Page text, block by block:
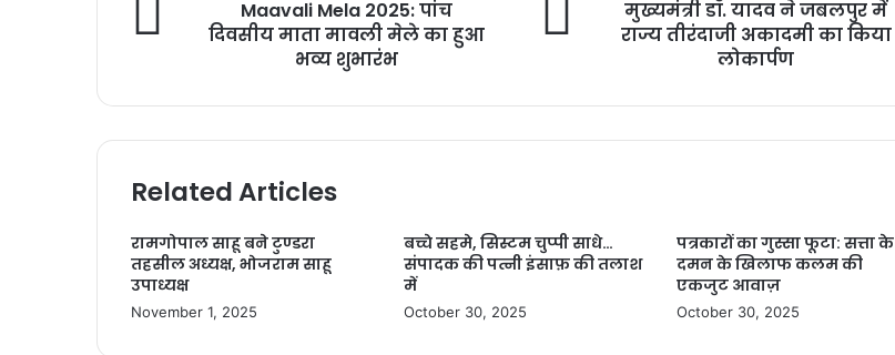
Maavali Mela 2025: पांच
दिवसीय माता मावली मेले का हुआ
भव्य शुभारंभ
मुख्यमंत्री डॉ. यादव ने जबलपुर में
राज्य तीरंदाजी अकादमी का किया
लोकार्पण
Related Articles
रामगोपाल साहू बने टुण्डरा
तहसील अध्यक्ष, भोजराम साहू
उपाध्यक्ष
November 1, 2025
बच्चे सहमे, सिस्टम चुप्पी साधे…
संपादक की पत्नी इंसाफ़ की तलाश
में
October 30, 2025
पत्रकारों का गुस्सा फूटा: सत्ता के
दमन के खिलाफ कलम की
एकजुट आवाज़
October 30, 2025